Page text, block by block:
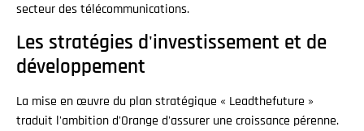
secteur des télécommunications.
Les stratégies d'investissement et de
développement
La mise en œuvre du plan stratégique « Leadthefuture »
traduit l'ambition d'Orange d'assurer une croissance pérenne.